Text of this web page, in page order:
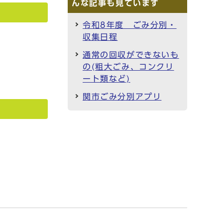
んな記事も見ています
令和8年度 ごみ分別・
収集日程
通常の回収ができないも
の(粗大ごみ、コンクリ
ート類など)
関市ごみ分別アプリ